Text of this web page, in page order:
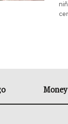
Money